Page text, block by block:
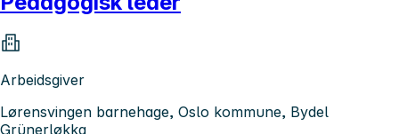
Arbeidsgiver
Lørensvingen barnehage, Oslo kommune, Bydel
Grünerløkka